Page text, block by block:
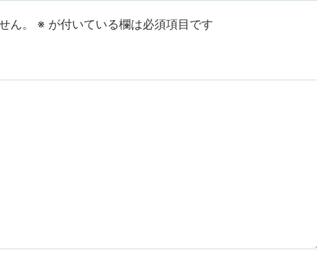
ん。 ※ が付いている欄は必須項目です